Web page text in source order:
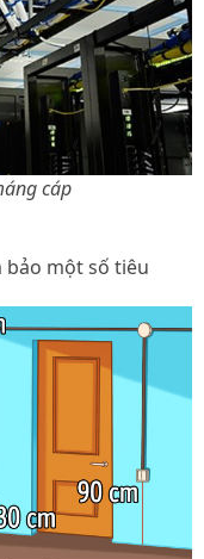
cáp
bảo một số tiêu